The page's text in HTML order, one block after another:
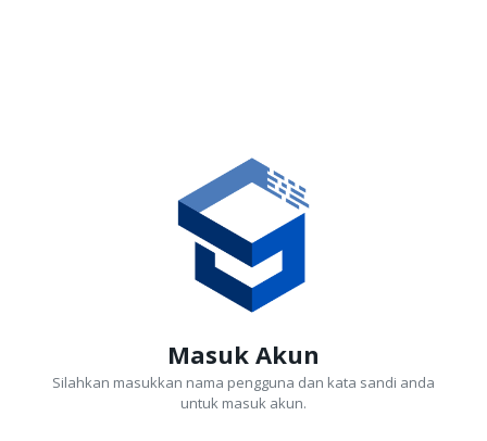
Masuk Akun
Silahkan masukkan nama pengguna dan kata sandi anda
untuk masuk akun.